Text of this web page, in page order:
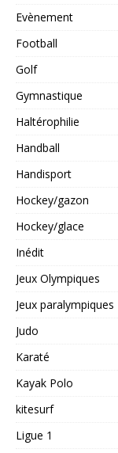
Evènement
Football
Golf
Gymnastique
Haltérophilie
Handball
Handisport
Hockey/gazon
Hockey/glace
Inédit
Jeux Olympiques
Jeux paralympiques
Judo
Karaté
Kayak Polo
kitesurf
Ligue 1